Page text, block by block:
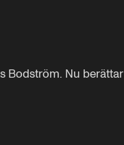
Bodström. Nu berättar